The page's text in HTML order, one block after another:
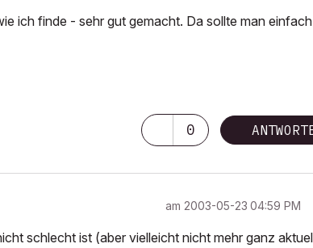
ich finde - sehr gut gemacht. Da sollte man
0
am ‎2003-05-23 04:59 PM
schlecht ist (aber vielleicht nicht mehr ganz